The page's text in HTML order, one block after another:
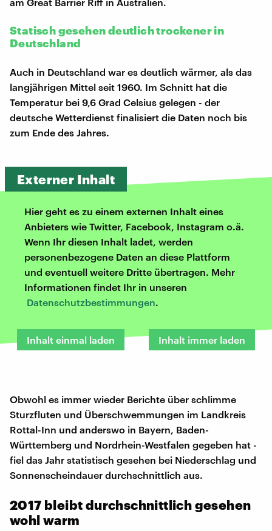
Statisch gesehen deutlich trockener in
Deutschland
Auch in Deutschland war es deutlich wärmer, als das
langjährigen Mittel seit 1960. Im Schnitt hat die
Temperatur bei 9,6 Grad Celsius gelegen - der
deutsche Wetterdienst finalisiert die Daten noch bis
zum Ende des Jahres.
Externer Inhalt
Hier geht es zu einem externen Inhalt eines
Anbieters wie Twitter, Facebook, Instagram o.ä.
Wenn Ihr diesen Inhalt ladet, werden
personenbezogene Daten an diese Plattform
und eventuell weitere Dritte übertragen. Mehr
Informationen findet Ihr in unseren
Datenschutzbestimmungen.
Inhalt einmal laden Inhalt immer laden
Obwohl es immer wieder Berichte über schlimme
Sturzfluten und Überschwemmungen im Landkreis
Rottal-Inn und anderswo in Bayern, Baden-
Württemberg und Nordrhein-Westfalen gegeben hat -
fiel das Jahr statistisch gesehen bei Niederschlag und
Sonnenscheindauer durchschnittlich aus.
2017 bleibt durchschnittlich gesehen
wohl warm